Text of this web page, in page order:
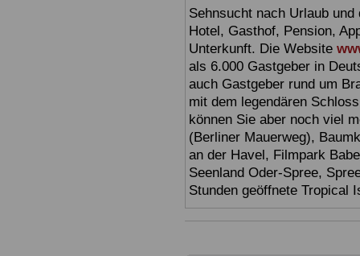
Sehnsucht nach Urlaub
Hotel, Gasthof, Pension,
Unterkunft. Die Website
als 6.000 Gastgeber in
auch Gastgeber rund um
mit dem legendären
können Sie aber noch viel
(Berliner Mauerweg),
an der Havel, Filmpark
Seenland Oder-Spree,
Stunden geöffnete Tropical